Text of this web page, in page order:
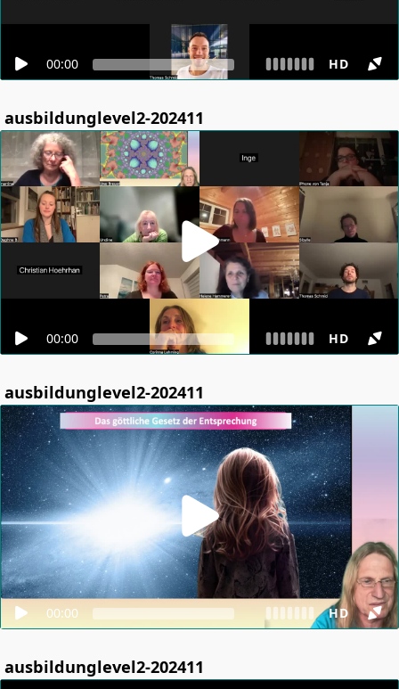
00:00 HD
ausbildunglevel2-202411
00:00 HD
ausbildunglevel2-202411
00:00 HD
ausbildunglevel2-202411